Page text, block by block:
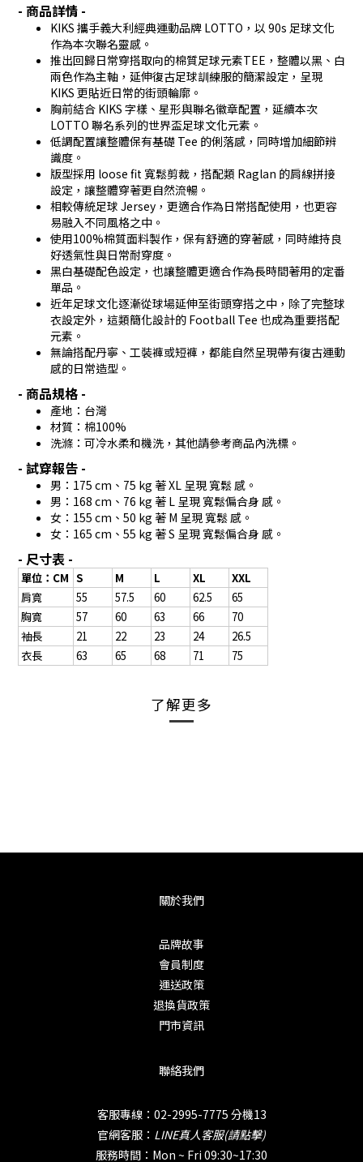
- 商品詳情 -
KIKS 攜手義大利經典運動品牌 LOTTO，以 90s 足球文化
作為本次聯名靈感。
推出回歸日常穿搭取向的棉質足球元素TEE，整體以黑、白
兩色作為主軸，延伸復古足球訓練服的簡潔設定，呈現
KIKS 更貼近日常的街頭輪廓。
胸前結合 KIKS 字樣、星形與聯名徽章配置，延續本次
LOTTO 聯名系列的世界盃足球文化元素。
低調配置讓整體保有基礎 Tee 的俐落感，同時增加細節辨
識度。
版型採用 loose fit 寬鬆剪裁，搭配類 Raglan 的肩線拼接
設定，讓整體穿著更自然流暢。
相較傳統足球 Jersey，更適合作為日常搭配使用，也更容
易融入不同風格之中。
使用100%棉質面料製作，保有舒適的穿著感，同時維持良
好透氣性與日常耐穿度。
黑白基礎配色設定，也讓整體更適合作為長時間著用的定番
單品。
近年足球文化逐漸從球場延伸至街頭穿搭之中，除了完整球
衣設定外，這類簡化設計的 Football Tee 也成為重要搭配
元素。
無論搭配丹寧、工裝褲或短褲，都能自然呈現帶有復古運動
感的日常造型。
- 商品規格 -
產地：台灣
材質：棉100%
洗滌：可冷水柔和機洗，其他請參考商品內洗標。
- 試穿報告 -
男：175 cm、75 kg 著 XL 呈現 寬鬆 感。
男：168 cm、76 kg 著 L 呈現 寬鬆偏合身 感。
女：155 cm、50 kg 著 M 呈現 寬鬆 感。
女：165 cm、55 kg 著 S 呈現 寬鬆偏合身 感。
- 尺寸表 -
單位：CM S M L XL
XXL
肩寬
55 57.5 60 62.5
65
胸寬
57 60 63 66
70
袖長
21 22 23 24
26.5
衣長
63 65 68 71 75
了解更多
關於我們
品牌故事
會員制度
運送政策
退換貨政策
門市資訊
聯絡我們
客服專線：02-2995-7775 分機13
官網客服： LINE真人客服(請點擊)
服務時間：Mon ~ Fri 09:30~17:30